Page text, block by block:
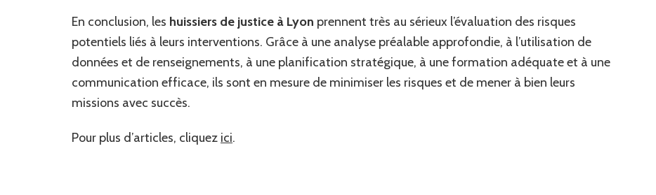
En conclusion, les huissiers de justice à Lyon prennent très au sérieux l’évaluation des risques
potentiels liés à leurs interventions. Grâce à une analyse préalable approfondie, à l’utilisation de
données et de renseignements, à une planification stratégique, à une formation adéquate et à une
communication efficace, ils sont en mesure de minimiser les risques et de mener à bien leurs
missions avec succès.
Pour plus d’articles, cliquez ici.